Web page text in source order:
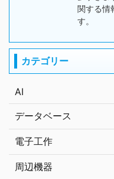
関する情
す。
カテゴリー
AI
データベース
電子工作
周辺機器